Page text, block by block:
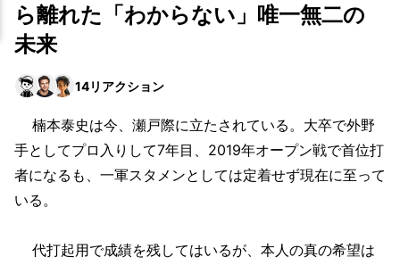
ら離れた「わからない」唯一無二の
未来
14リアクション
楠本泰史は今、瀬戸際に立たされている。大卒で外野
手としてプロ入りして7年目、2019年オープン戦で首位打
者になるも、一軍スタメンとしては定着せず現在に至って
いる。
代打起用で成績を残してはいるが、本人の真の希望は